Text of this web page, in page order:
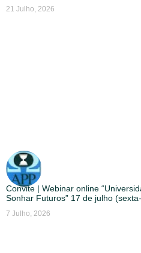
21 Julho, 2026
Convite | Webinar online
Sonhar Futuros” 17 de julho
7 Julho, 2026